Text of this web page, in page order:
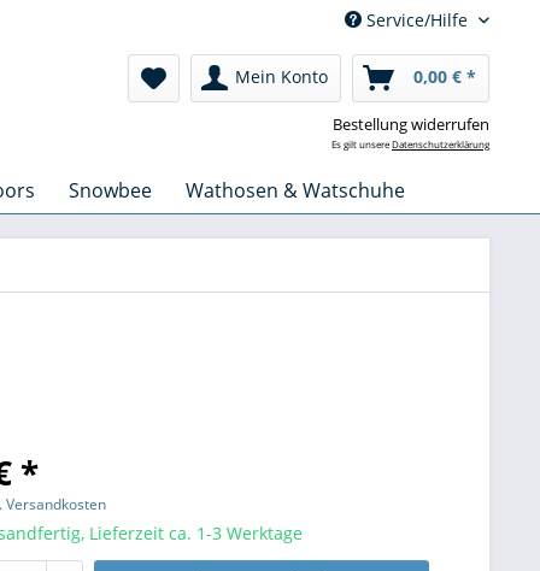
Service/Hilfe
Mein Konto 0,00 € *
Bestellung widerrufen
Es gilt unsereDatenschutzerklärung
Snowbee Wathosen & Watschuhe
*
Versandkosten
Lieferzeit ca. 1-3 Werktage